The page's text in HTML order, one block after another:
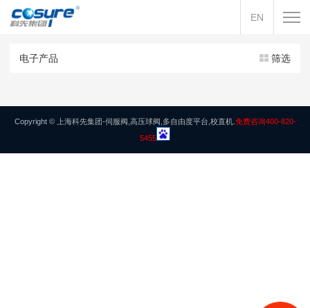
EN
电子产品 筛选
Copyright © 上海科先集团-伺服阀,高压球阀,多自由度平台,校直机.免费咨询400-820-
5455